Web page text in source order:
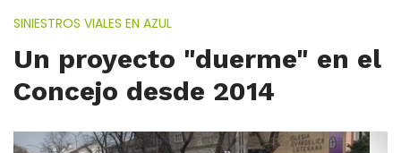
SINIESTROS VIALES EN AZUL
Un proyecto "duerme" en el
Concejo desde 2014